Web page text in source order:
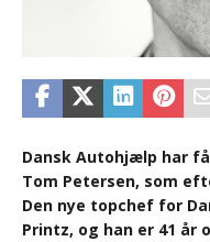
Dansk Autohjælp har
Tom Petersen, som
Den nye topchef for
Printz, og han er 41 år